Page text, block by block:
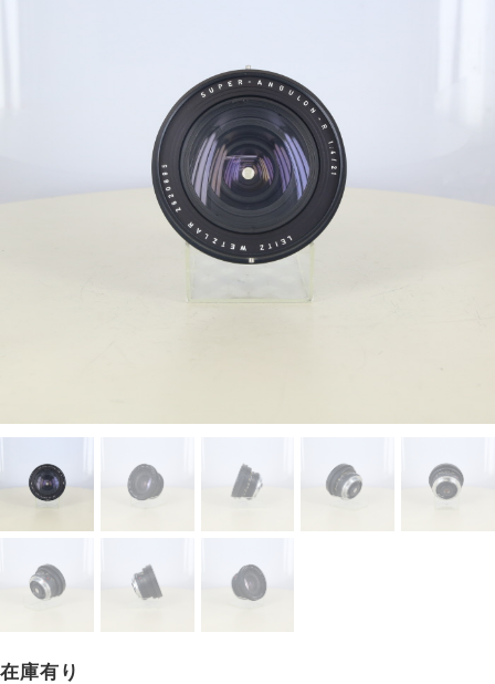
在庫有り